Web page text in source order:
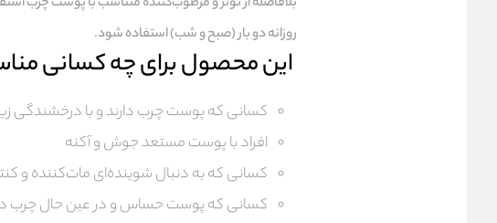
روزانه دو بار (صبح و شب) استفاده شود.
این محصول برای چه کسانی
کسانی که پوست چرب دارند و با درخشندگی
افراد با پوست مستعد جوش و آکنه
کسانی که به دنبال شوینده‌ای مات‌کننده و
کسانی که پوست حساس و در عین حال چرب